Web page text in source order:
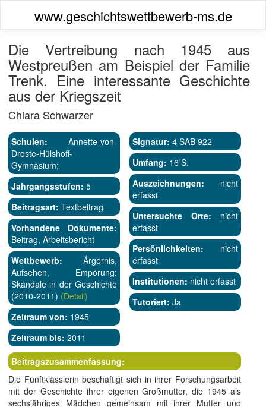
www.geschichtswettbewerb-ms.de
Die Vertreibung nach 1945 aus
Westpreußen am Beispiel der Familie
Trenk. Eine interessante Geschichte
aus der Kriegszeit
Chiara Schwarzer
Schulen: Annette-von-
Droste-Hülshoff-
Gymnasium;
Jahrgangsstufen: 5
Beitragsart: Textbeitrag
Vorhandene Dokumente:
Beitrag, Arbeitsbericht
Wettbewerb: Ärgernis,
Aufsehen, Empörung:
Skandale in der Geschichte
(2010-2011) (Detail)
Zeitraum von: 1945
Zeitraum bis: 2011
Signatur: 4 SAB 922
Umfang: 16 S.
Auszeichnungen: nicht
erfasst
Untersuchte Orte: nicht
erfasst
Persönlichkeiten: nicht
erfasst
Institutionen: nicht erfasst
Tutoriert: Ja
Beitragszusammenfassung:
Die Fünftklässlerin beschäftigt sich in ihrer Forschungsarbeit
mit der Geschichte ihrer eigenen Großmutter, die 1945 als
sechsjähriges Mädchen gemeinsam mit ihrer Mutter und